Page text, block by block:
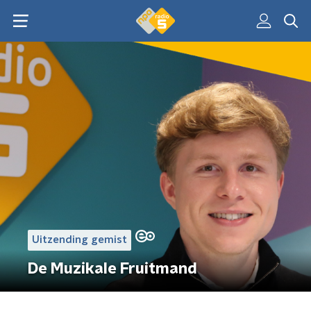
Uitzending gemist
De Muzikale Fruitmand